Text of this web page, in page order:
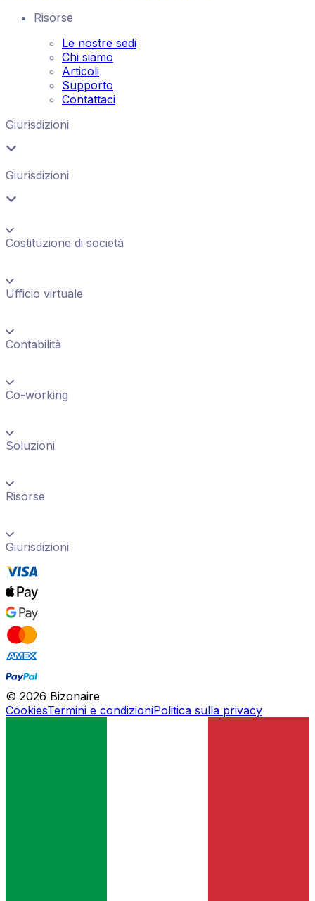
Risorse
Le nostre sedi
Chi siamo
Articoli
Supporto
Contattaci
Giurisdizioni
Giurisdizioni
Costituzione di società
Ufficio virtuale
Contabilità
Co-working
Soluzioni
Risorse
Giurisdizioni
© 2026 Bizonaire
CookiesTermini e condizioniPolitica sulla privacy